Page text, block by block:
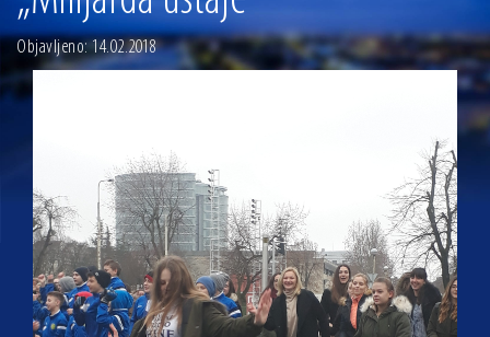
13.07.2026 | Ljetnim izdanjem Večeri vina i umjetnosti završen Vinski mjesec
07.07.2026 | Održana 8. sjednica Gradskog vijeća Grada Osijeka. Gradonačelnik
Radić istaknuo da je u osječke vrtiće upisan rekordan broj djece, te najavio cjelovitu
06.07.2026 | Brevis koncertom u Zlatnoj dvorani Musikvereina obilježio 30 godina
04.07.2026 | Zbog povoljnih vodostaja i pravodobnih mjera komarci ove godine pod
kontrolom
04.08.2026 | U Osijeku obilježen Dan pobjede i domovinske zahvalnosti i Dan
hrvatskih branitelja
Objavljeno: 14.02.2018